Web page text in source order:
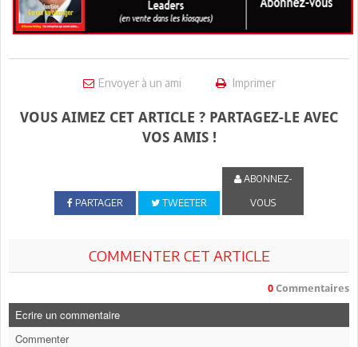
Envoyer à un ami Imprimer
VOUS AIMEZ CET ARTICLE ? PARTAGEZ-LE AVEC
VOS AMIS !
PARTAGER TWEETER
ABONNEZ-
VOUS
COMMENTER CET ARTICLE
0 Commentaires
Ecrire un commentaire
Commenter